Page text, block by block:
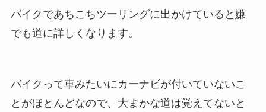
バイクであちこちツーリングに出かけていると嫌
でも道に詳しくなります。
バイクって車みたいにカーナビが付いていないこ
とがほとんどなので、大まかな道は覚えてないと